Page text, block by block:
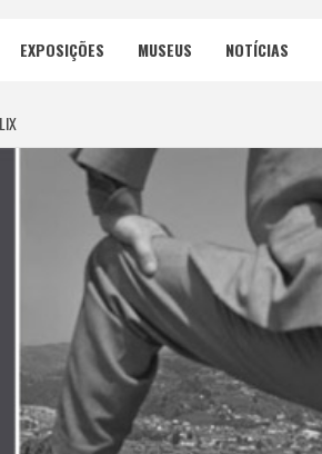
EXPOSIÇÕES MUSEUS NOTÍCIAS